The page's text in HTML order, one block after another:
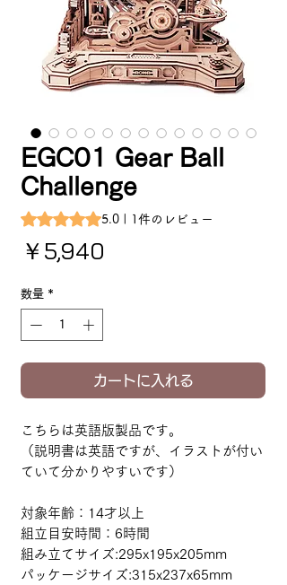
EGC01 Gear Ball
Challenge
評価は1件のレビューに基づき、5つ星中
5.0 | 1件のレビュー
￥5,940
数量 *
カートに入れる
こちらは英語版製品です。
（説明書は英語ですが、イラストが付い
ていて分かりやすいです）
対象年齢：14才以上
組立目安時間：6時間
組み立てサイズ:295x195x205mm
パッケージサイズ:315x237x65mm